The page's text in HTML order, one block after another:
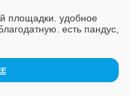
площадки. удобное
есть пандус,